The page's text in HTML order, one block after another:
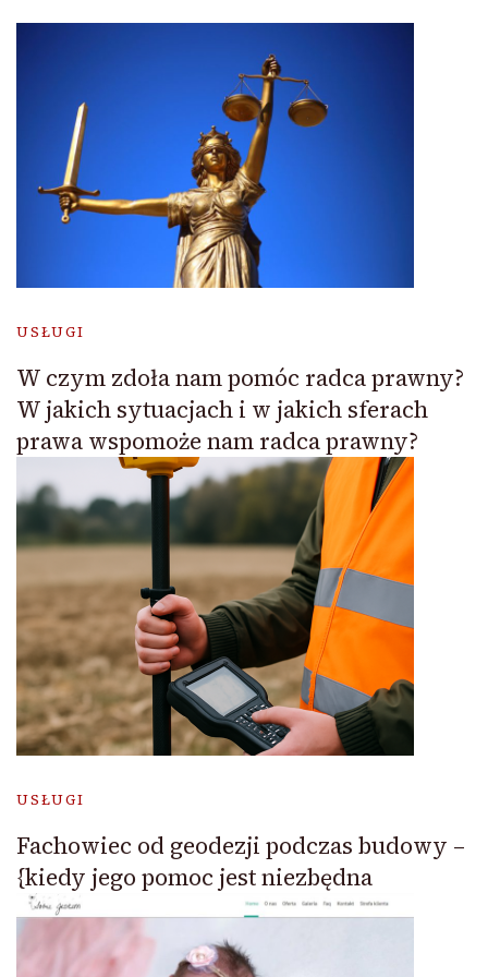
USŁUGI
W czym zdoła nam pomóc radca prawny?
W jakich sytuacjach i w jakich sferach
prawa wspomoże nam radca prawny?
USŁUGI
Fachowiec od geodezji podczas budowy –
{kiedy jego pomoc jest niezbędna